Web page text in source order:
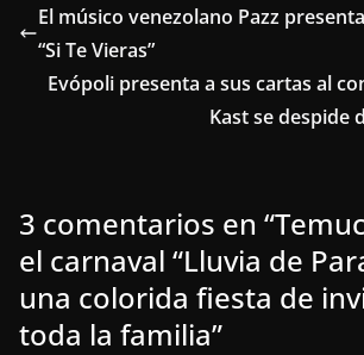
El músico venezolano Pazz
“Si Te Vieras”
Evópoli presenta a sus cartas al
Kast se despide
3 comentarios en “
el carnaval “Lluvia de
una colorida fiesta de
toda la familia”